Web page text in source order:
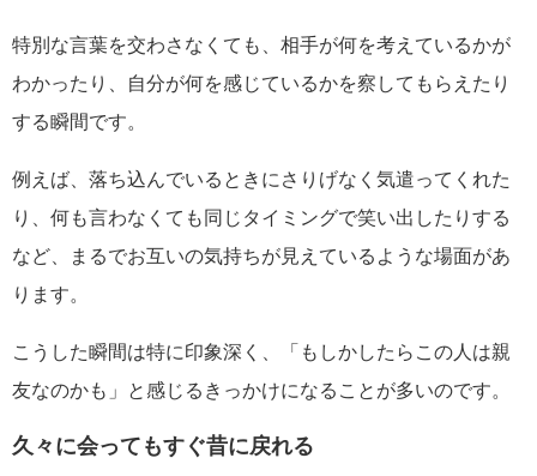
特別な言葉を交わさなくても、相手が何を考えているかが
わかったり、自分が何を感じているかを察してもらえたり
する瞬間です。
例えば、落ち込んでいるときにさりげなく気遣ってくれた
り、何も言わなくても同じタイミングで笑い出したりする
など、まるでお互いの気持ちが見えているような場面があ
ります。
こうした瞬間は特に印象深く、「もしかしたらこの人は親
友なのかも」と感じるきっかけになることが多いのです。
久々に会ってもすぐ昔に戻れる